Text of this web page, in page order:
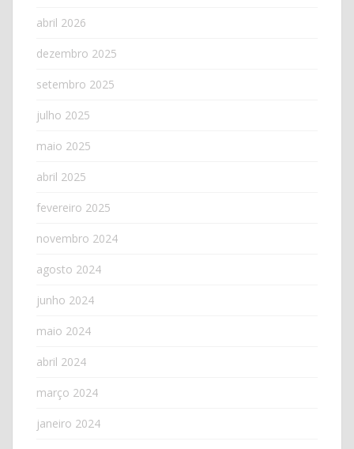
abril 2026
dezembro 2025
setembro 2025
julho 2025
maio 2025
abril 2025
fevereiro 2025
novembro 2024
agosto 2024
junho 2024
maio 2024
abril 2024
março 2024
janeiro 2024